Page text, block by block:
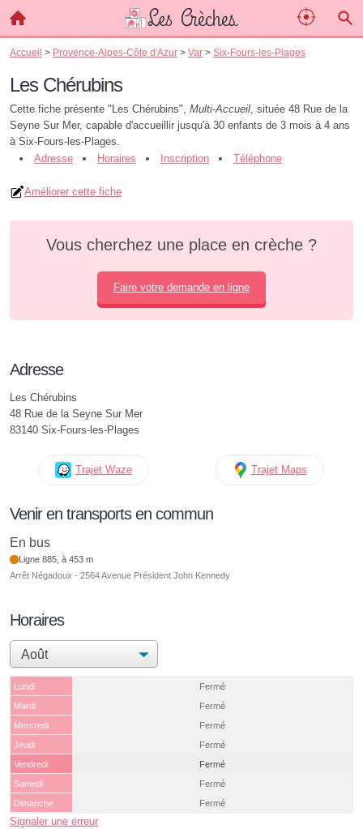
Accueil > Provence-Alpes-Côte d'Azur > Var > Six-Fours-les-Plages
Les Chérubins
Cette fiche présente "Les Chérubins", Multi-Accueil, située 48 Rue de la
Seyne Sur Mer, capable d'accueillir jusqu'à 30 enfants de 3 mois à 4 ans
à Six-Fours-les-Plages.
Adresse
Horaires Inscription Téléphone
Améliorer cette fiche
Vous cherchez une place en crèche ?
Faire votre demande en ligne
Adresse
Les Chérubins
48 Rue de la Seyne Sur Mer
83140 Six-Fours-les-Plages
Trajet Waze Trajet Maps
Venir en transports en commun
En bus
Ligne 885, à 453 m
Arrêt Négadoux - 2564 Avenue Président John Kennedy
Horaires
Lundi
Fermé
Mardi
Fermé
Mercredi
Fermé
Jeudi
Fermé
Vendredi
Fermé
Samedi
Fermé
Dimanche
Fermé
Signaler une erreur